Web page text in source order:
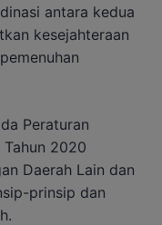
antara kedua
kesejahteraan
Peraturan
2020
Daerah Lain dan
prinsip dan